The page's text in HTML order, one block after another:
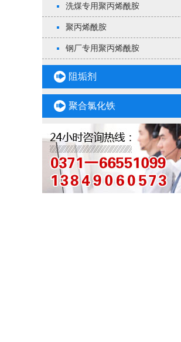
洗煤专用聚丙烯酰胺
聚丙烯酰胺
钢厂专用聚丙烯酰胺
阻垢剂
聚合氯化铁